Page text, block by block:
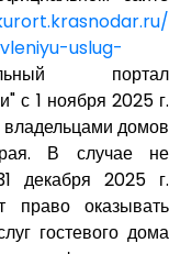
uslug-
портал
с 1 ноября 2025 г.
домов
В случае не
декабря 2025 г.
право оказывать
гостевого дома